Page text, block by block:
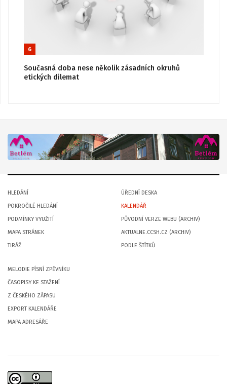
6
Současná doba nese několik zásadních okruhů
etických dilemat
HLEDÁNÍ
POKROČILÉ HLEDÁNÍ
PODMÍNKY VYUŽITÍ
MAPA STRÁNEK
TIRÁŽ
ÚŘEDNÍ DESKA
KALENDÁŘ
PŮVODNÍ VERZE WEBU (ARCHIV)
AKTUALNE.CCSH.CZ (ARCHIV)
PODLE ŠTÍTKŮ
MELODIE PÍSNÍ ZPĚVNÍKU
ČASOPISY KE STAŽENÍ
Z ČESKÉHO ZÁPASU
EXPORT KALENDÁŘE
MAPA ADRESÁŘE